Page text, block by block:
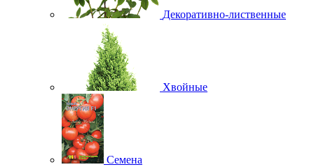
Декоративно-лиственные
Хвойные
Семена